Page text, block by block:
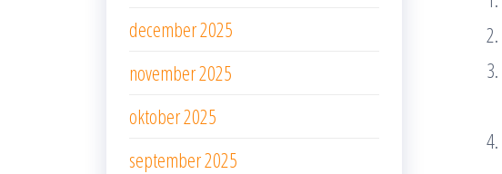
december 2025
november 2025
oktober 2025
september 2025